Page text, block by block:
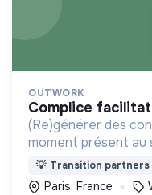
OUTWORK
complice
(Re)générer des
moment présent au
proposant des
et à faible impact
💡 Transition partners
Paris, France